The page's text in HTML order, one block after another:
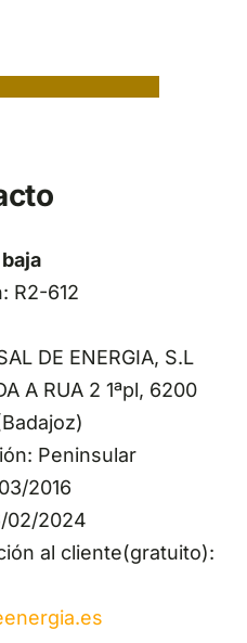
R2-612
DE ENERGIA, S.L
A RUA 2 1ªpl, 6200
Peninsular
2016
02/2024
al cliente(gratuito):